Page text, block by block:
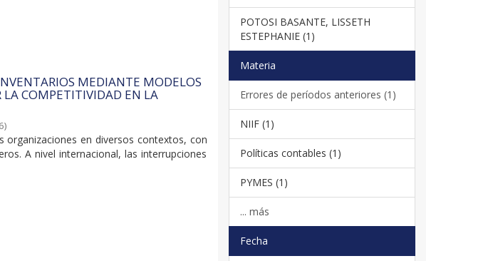
MEDIANTE MODELOS
LA COMPETITIVIDAD EN LA
)
organizaciones en diversos contextos, con
A nivel internacional, las interrupciones
POTOSI BASANTE, LISSETH
ESTEPHANIE (1)
Materia
Errores de períodos anteriores (1)
NIIF (1)
Políticas contables (1)
PYMES (1)
... más
Fecha